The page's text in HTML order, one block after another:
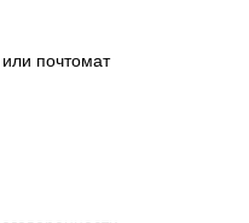
почтомат